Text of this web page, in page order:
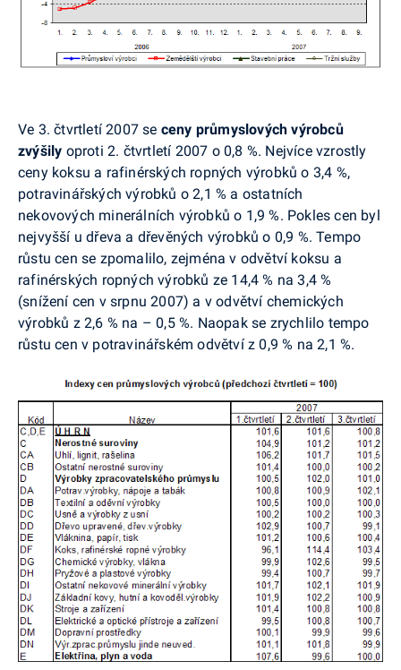
Ve 3. čtvrtletí 2007 se ceny průmyslových výrobců
zvýšily oproti 2. čtvrtletí 2007 o 0,8 %. Nejvíce vzrostly
ceny koksu a rafinérských ropných výrobků o 3,4 %,
potravinářských výrobků o 2,1 % a ostatních
nekovových minerálních výrobků o 1,9 %. Pokles cen byl
nejvyšší u dřeva a dřevěných výrobků o 0,9 %. Tempo
růstu cen se zpomalilo, zejména v odvětví koksu a
rafinérských ropných výrobků ze 14,4 % na 3,4 %
(snížení cen v srpnu 2007) a v odvětví chemických
výrobků z 2,6 % na – 0,5 %. Naopak se zrychlilo tempo
růstu cen v potravinářském odvětví z 0,9 % na 2,1 %.